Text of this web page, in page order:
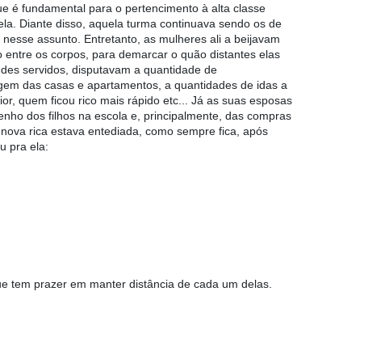
é fundamental para o pertencimento à alta classe
Diante disso, aquela turma continuava sendo os de
assunto. Entretanto, as mulheres ali a beijavam
os corpos, para demarcar o quão distantes elas
servidos, disputavam a quantidade de
das casas e apartamentos, a quantidades de idas a
quem ficou rico mais rápido etc... Já as suas esposas
dos filhos na escola e, principalmente, das compras
rica estava entediada, como sempre fica, após
pra ela:
tem prazer em manter distância de cada um delas.